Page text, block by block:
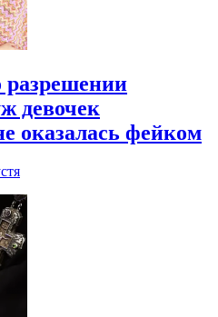
девочек
оказалась фейком